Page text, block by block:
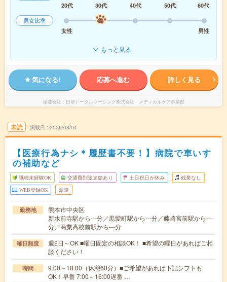
20代
30代 40代 50代
60代
男女比率
女性
男性
もっと見る
気になる! 応募へ進む 詳しく見る
派遣会社 日研トータルソーシング株式会社 メディカルケア事業部
未読 掲載日 2026/08/04
【医療行為ナシ＊履歴書不要！】病院で車いす
の補助など
職種未経験OK 交通費別途支給あり 土日祝日が休み 残業なし
WEB登録OK 派遣
勤務地
熊本市中央区
新水前寺駅から---分／黒髪町駅から---分／藤崎宮前駅から---
分／商業高校前駅から---分
曜日頻度
週2日～OK ■曜日固定の相談OK！ ■希望の曜日があればご相
談ください！
時間
9:00～18:00（休憩60分）■ご希望があれば下記シフトも
OK！早番 7:00～16:00遅番 …